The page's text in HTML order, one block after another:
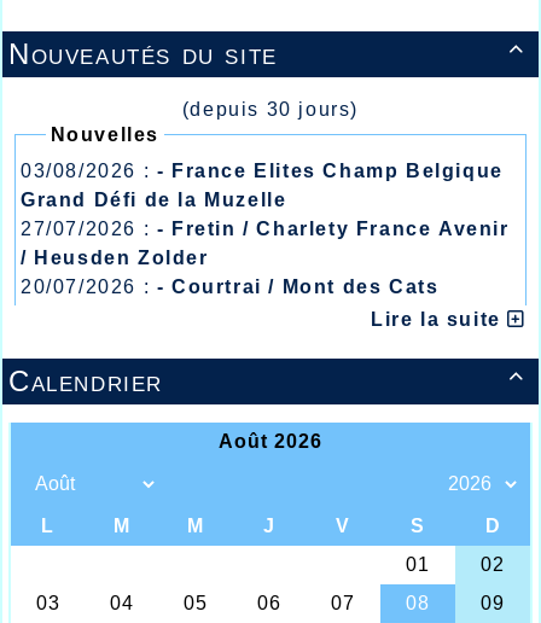

Nouveautés du site
(depuis 30 jours)
Nouvelles
03/08/2026 : - France Elites Champ Belgique
Grand Défi de la Muzelle
27/07/2026 : - Fretin / Charlety France Avenir
/ Heusden Zolder
20/07/2026 : - Courtrai / Mont des Cats
- Lyon / Meeting Abeilles /Lire la suite

Calendrier